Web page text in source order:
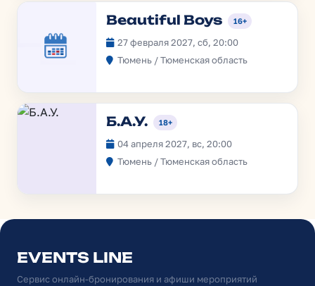
Beautiful Boys 16+
27 февраля 2027, сб, 20:00
Тюмень / Тюменская область
Б.А.У. 18+
04 апреля 2027, вс, 20:00
Тюмень / Тюменская область
EVENTS LINE
Сервис онлайн-бронирования и афиши мероприятий